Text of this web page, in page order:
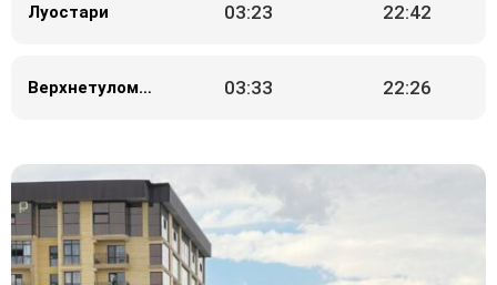
Луостари 03:23 22:42
Верхнетуломский 03:33 22:26